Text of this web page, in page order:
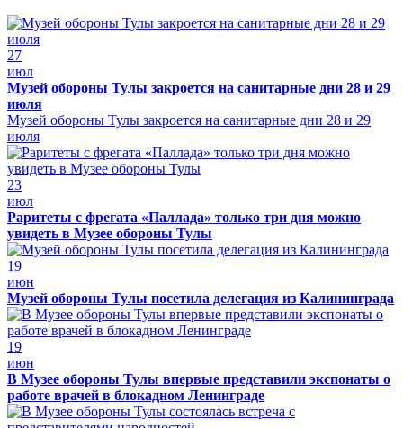
27
июл
Музей обороны Тулы закроется на санитарные дни 28 и 29
июля
Музей обороны Тулы закроется на санитарные дни 28 и 29
июля
23
июл
Раритеты с фрегата «Паллада» только три дня можно
увидеть в Музее обороны Тулы
19
июн
Музей обороны Тулы посетила делегация из Калининграда
19
июн
В Музее обороны Тулы впервые представили экспонаты о
работе врачей в блокадном Ленинграде